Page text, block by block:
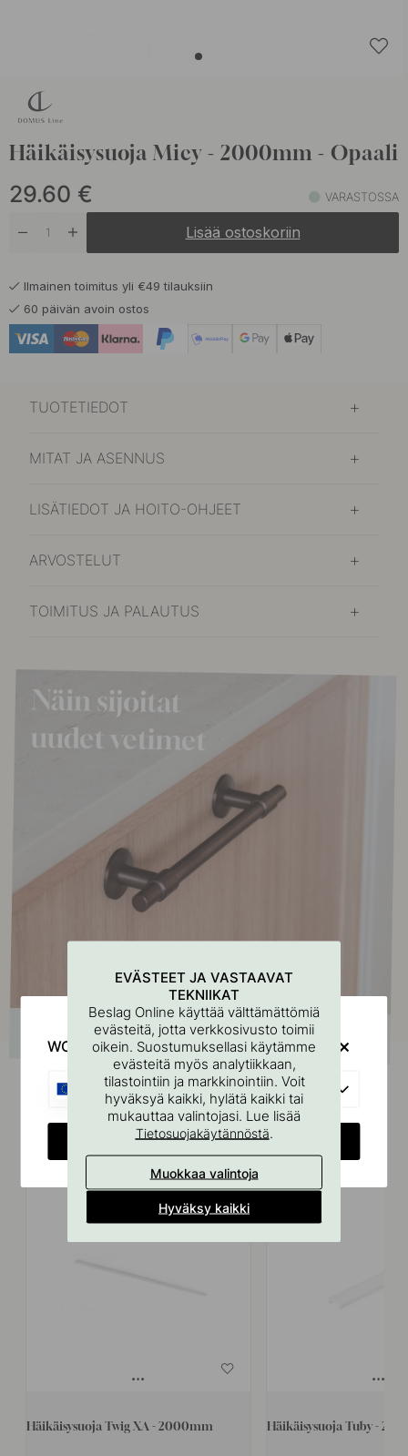
Häikäisysuoja Micy - 2000mm - Opaali
29.60 € VARASTOSSA
Lisää ostoskoriin
Ilmainen toimitus yli €49 tilauksiin
60 päivän avoin ostos
TUOTETIEDOT
MITAT JA ASENNUS
LISÄTIEDOT JA HOITO-OHJEET
ARVOSTELUT
TOIMITUS JA PALAUTUS
Liittyvät tuotteet
Häikäisysuoja Twig XA - 2000mm Häikäisysuoja Tuby -
EVÄSTEET JA VASTAAVAT
TEKNIIKAT
Beslag Online käyttää välttämättömiä
evästeitä, jotta verkkosivusto toimii
oikein. Suostumuksellasi käytämme
evästeitä myös analytiikkaan,
tilastointiin ja markkinointiin. Voit
hyväksyä kaikki, hylätä kaikki tai
mukauttaa valintojasi. Lue lisää
Tietosuojakäytännöstä.
Muokkaa valintoja
Hyväksy kaikki
WOULD YOU RATHER VISIT?
EU
CHANGE COUNTRY